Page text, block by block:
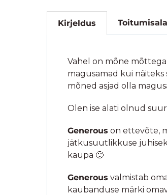
Kirjeldus
Vahel on mõne
magusamad kui näiteks
mõned asjad olla
Olen ise alati olnud
Generous on ettevõte,
jätkusuutlikkuse
kaupa 🙂
Generous valmistab
kaubanduse märki